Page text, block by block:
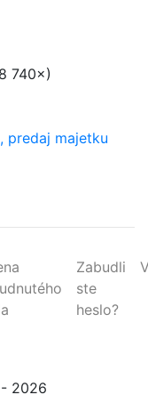
740×)
predaj majetku
Zabudli
ste
heslo?
2026